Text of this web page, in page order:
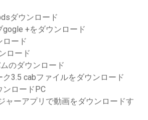
ダウンロード
+をダウンロード
ロード
ロード
のダウンロード
3.5 cabファイルをダウンロード
ンロードPC
ャーアプリで動画をダウンロードす